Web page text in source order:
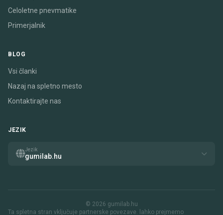
Celoletne pnevmatike
Primerjalnik
BLOG
Vsi članki
Nazaj na spletno mesto
Kontaktirajte nas
JEZIK
Jezik
gumilab.hu
© 2026 gumilab.hu
Ta spletna stran vključuje partnerske povezave. lahko prejmemo